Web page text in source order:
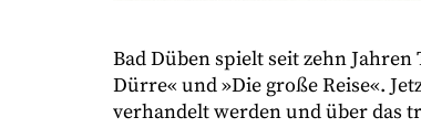
Bad Düben spielt seit zehn
Dürre« und »Die große Reise«.
verhandelt werden und über das